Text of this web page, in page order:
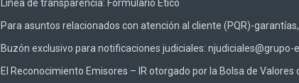
Línea de transparencia: Formulario Ético
Para asuntos relacionados con atención al cliente (PQR)-
Buzón exclusivo para notificaciones judiciales: njudiciales@grupo-
El Reconocimiento Emisores – IR otorgado por la Bolsa de